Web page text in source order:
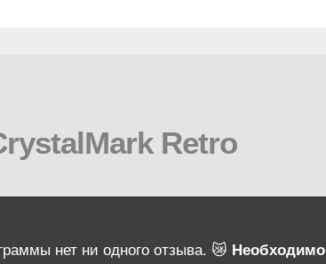
Retro
нет ни одного отзыва. 😿 Необходимо